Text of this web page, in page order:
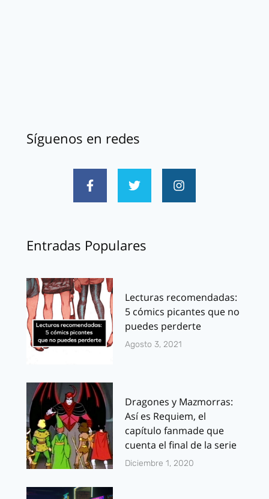
Síguenos en redes
Entradas Populares
Lecturas recomendadas:
5 cómics picantes que no
puedes perderte
Agosto 3, 2021
Dragones y Mazmorras:
Así es Requiem, el
capítulo fanmade que
cuenta el final de la serie
Diciembre 1, 2020